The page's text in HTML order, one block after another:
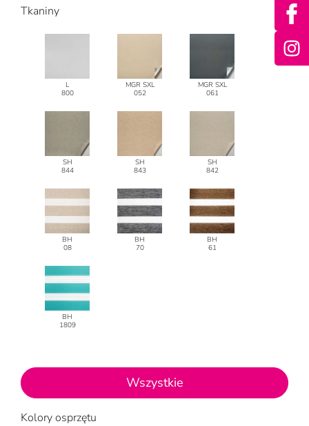
Tkaniny
L
800
MGR SXL
052
MGR SXL
061
SH
844
SH
843
SH
842
BH
08
BH
70
BH
61
BH
1809
Wszystkie
Kolory osprzętu